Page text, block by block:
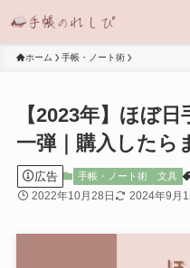
ホーム 手帳・ノート術
【2023年】ほぼ
一弾｜購入したら
広告 手帳・ノート術 文具
2022年10月28日 2024年9月